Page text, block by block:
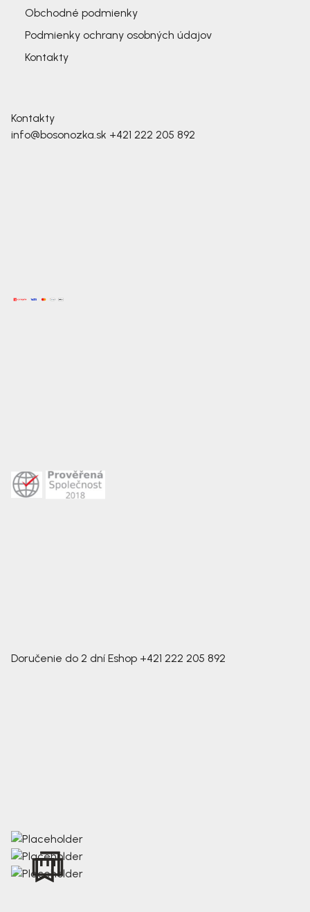
Obchodné podmienky
Podmienky ochrany osobných údajov
Kontakty
Kontakty
info@bosonozka.sk +421 222 205 892
Doručenie do 2 dní Eshop +421 222 205 892